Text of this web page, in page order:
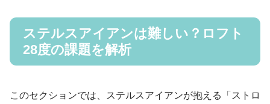
ステルスアイアンは難しい？ロフト
28度の課題を解析
このセクションでは、ステルスアイアンが抱える「ストロ